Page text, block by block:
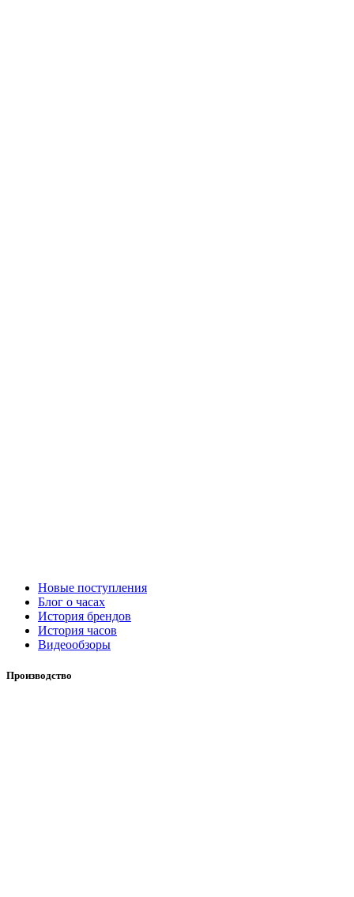
Новые поступления
Блог о часах
История брендов
История часов
Видеообзоры
Производство